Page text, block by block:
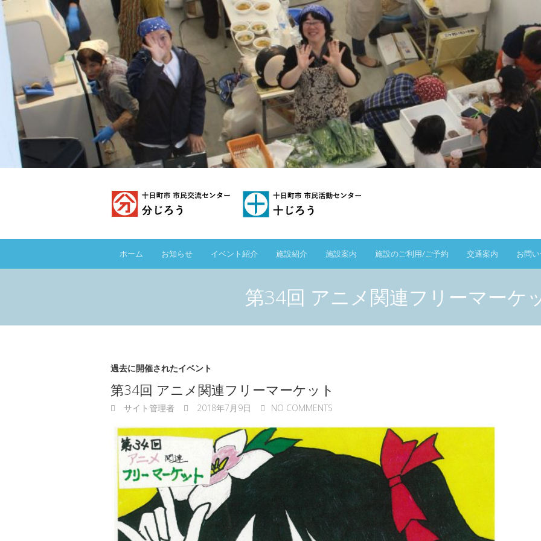
ホーム お知らせ イベント紹介 施設紹介 施設案内 施設のご利用/ご予約 交通案内 お問
第34回 アニメ関連フリーマーケ
過去に開催されたイベント
第34回 アニメ関連フリーマーケット
サイト管理者 2018年7月9日 NO COMMENTS